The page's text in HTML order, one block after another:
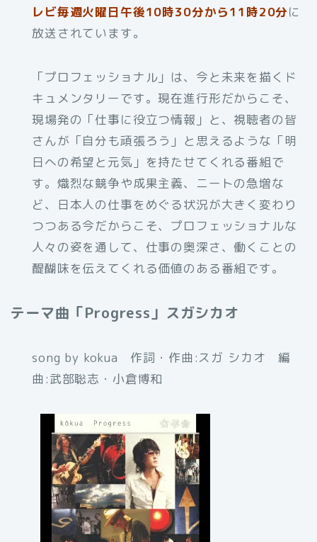
レビ毎週火曜日午後10時30分から11時20分に
放送されています。
「プロフェッショナル」は、今と未来を描くド
キュメンタリーです。現在進行形だからこそ、
現場発の「仕事に役立つ情報」と、視聴者の皆
さんが「自分も頑張ろう」と思えるような「明
日への希望と元気」を持たせてくれる番組で
す。熾烈な競争や成果主義、ニートの急増な
ど、日本人の仕事をめぐる状況が大きく変わり
つつある今だからこそ、プロフェッショナルな
人々の姿を通して、仕事の奥深さ、働くことの
醍醐味を伝えてくれる価値のある番組です。
テーマ曲「Progress」スガシカオ
song by kokua 作詞・作曲:スガ シカオ 編
曲:武部聡志・小倉博和